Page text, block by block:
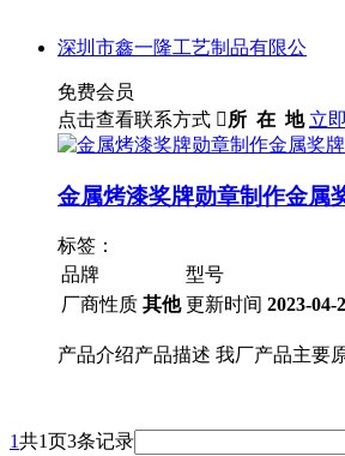
深圳市鑫一隆工艺制品有限公
免费会员
点击查看联系方式 所 在 地 立
金属烤漆奖牌勋章制作金属
标签：
品牌
型号
厂商性质 其他 更新时间 2023-04-
产品介绍产品描述 我厂产品主要
1共1页3条记录